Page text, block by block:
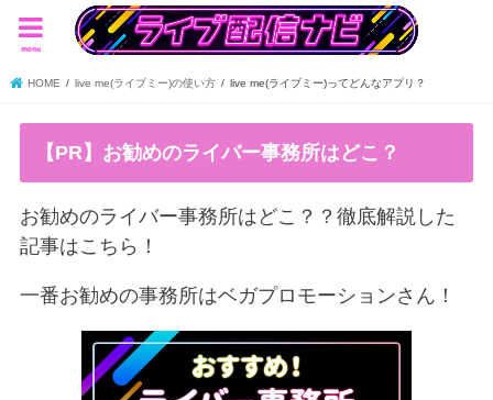
menu
HOME live me(ライブミー)の使い方 live me(ライブミー)ってどんなアプリ？
【PR】お勧めのライバー事務所はどこ？
お勧めのライバー事務所はどこ？？徹底解説した
記事はこちら！
一番お勧めの事務所はベガプロモーションさん！